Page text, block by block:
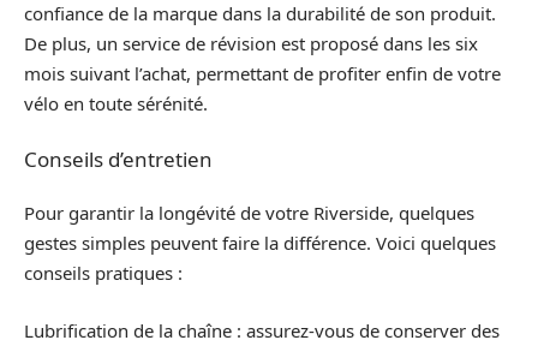
confiance de la marque dans la durabilité de son produit.
De plus, un service de révision est proposé dans les six
mois suivant l’achat, permettant de profiter enfin de votre
vélo en toute sérénité.
Conseils d’entretien
Pour garantir la longévité de votre Riverside, quelques
gestes simples peuvent faire la différence. Voici quelques
conseils pratiques :
Lubrification de la chaîne : assurez-vous de conserver des